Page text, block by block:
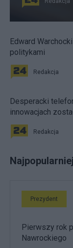
Edward
politykami
Redakcja
Desperacki
innowacjach
Redakcja
Prezydent
Pierwszy rok
Nawrockiego